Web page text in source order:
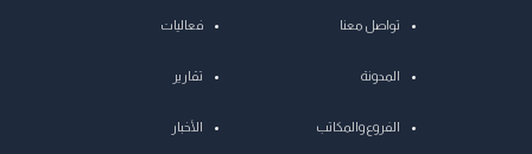
تواصل معنا
المدونة
الفروع والمكاتب
فعاليات
تقارير
الأخبار